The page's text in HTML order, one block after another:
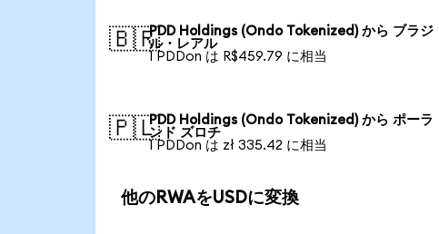
🇧🇷PDD Holdings (Ondo Tokenized) から ブラジ
ル・レアル
1 PDDon は R$459.79 に相当
🇵🇱PDD Holdings (Ondo Tokenized) から ポーラ
ンド ズロチ
1 PDDon は zł 335.42 に相当
他のRWAをUSDに変換